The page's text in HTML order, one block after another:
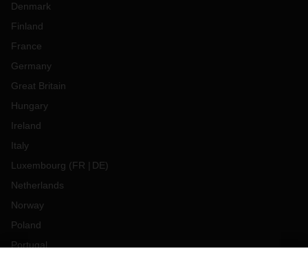
Denmark
Finland
France
Germany
Great Britain
Hungary
Ireland
Italy
Luxembourg (FR DE)
Netherlands
Norway
Poland
Portugal